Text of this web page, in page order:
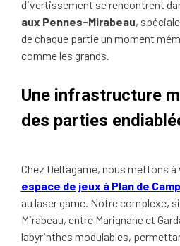
divertissement se rencontrent
aux Pennes-Mirabeau,
de chaque partie un moment
comme les grands.
Une infrastructure
des parties
Chez Deltagame, nous mettons
espace de jeux à Plan de
au laser game. Notre complexe,
Mirabeau, entre Marignane et
labyrinthes modulables,